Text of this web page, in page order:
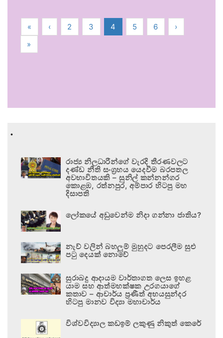
« ‹ 2 3 4 5 6
›
»
.
රාජ්‍ය නිලධාරීන්ගේ වැරදි තීරණවලට
දණ්ඩ නීති සංග්‍රහය යෙදවීම බරපතල
අවභාවිතයකි – සුනිල් කන්නන්ගර
කොළඹ, රත්නපුර, අම්පාර හිටපු මහ
දිසාපති
ලෝකයේ අඩුවෙන්ම නිදා ගන්නා ජාතිය?
නැව් වලින් බහලුම් මුහුදට පෙරලීම සුළු
පටු දෙයක් නොවේ
සුරාබදු ආදායම වාර්තාගත ලෙස ඉහළ
යාම සහ ආත්මභක්ෂක උරගයාගේ
කතාව – ආචාර්ය ප්‍රණීත් අභයසුන්දර
හිටපු මානව විද්‍යා මහාචාර්ය
විශ්වවිද්‍යාල කඩඉම් ලකුණු නිකුත් කෙරේ